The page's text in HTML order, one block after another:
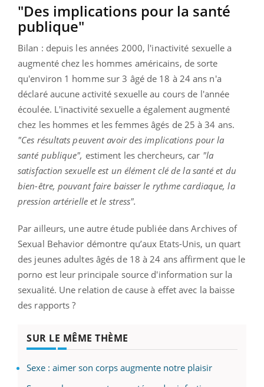
"Des implications pour la santé
publique"
Bilan : depuis les années 2000, l'inactivité sexuelle a
augmenté chez les hommes américains, de sorte
qu'environ 1 homme sur 3 âgé de 18 à 24 ans n'a
déclaré aucune activité sexuelle au cours de l'année
écoulée. L'inactivité sexuelle a également augmenté
chez les hommes et les femmes âgés de 25 à 34 ans.
"Ces résultats peuvent avoir des implications pour la
santé publique", estiment les chercheurs, car "la
satisfaction sexuelle est un élément clé de la santé et du
bien-être, pouvant faire baisser le rythme cardiaque, la
pression artérielle et le stress".
Par ailleurs, une autre étude publiée dans Archives of
Sexual Behavior démontre qu’aux Etats-Unis, un quart
des jeunes adultes âgés de 18 à 24 ans affirment que le
porno est leur principale source d'information sur la
sexualité. Une relation de cause à effet avec la baisse
des rapports ?
SUR LE MÊME THÈME
Sexe : aimer son corps augmente notre plaisir